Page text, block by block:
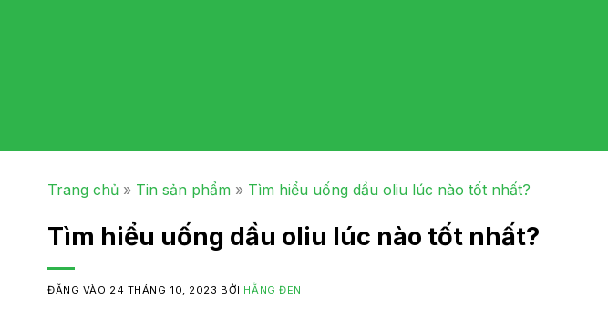
Trang chủ » Tin sản phẩm » Tìm hiểu uống dầu oliu lúc nào tốt nhất?
Tìm hiểu uống dầu oliu lúc nào tốt nhất?
ĐĂNG VÀO 24 THÁNG 10, 2023 BỞI HẰNG ĐEN